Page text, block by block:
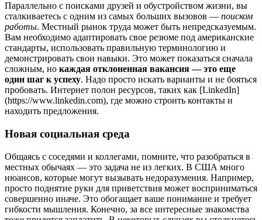
Параллельно с поисками друзей и обустройством жизни, вы
сталкиваетесь с одним из самых больших вызовов — поиском
работы. Местный рынок труда может быть непредсказуемым.
Вам необходимо адаптировать свое резюме под американские
стандарты, использовать правильную терминологию и
демонстрировать свои навыки. Это может показаться сначала
сложным, но каждая отклоненная вакансия — это еще
один шаг к успеху. Надо просто искать варианты и не бояться
пробовать. Интернет полон ресурсов, таких как [LinkedIn]
(https://www.linkedin.com), где можно строить контакты и
находить предложения.
Новая социальная среда
Общаясь с соседями и коллегами, помните, что разобраться в
местных обычаях — это задача не из легких. В США много
нюансов, которые могут вызывать недоразумения. Например,
просто поднятие руки для приветствия может восприниматься
совершенно иначе. Это обогащает ваше понимание и требует
гибкости мышления. Конечно, за все интересные знакомства